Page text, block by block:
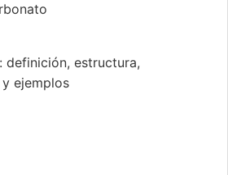
definición, estructura,
ejemplos